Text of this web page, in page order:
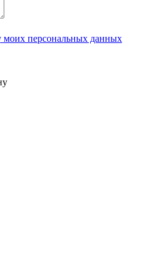
моих персональных данных